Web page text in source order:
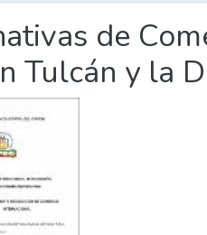
de
Tulcán y la